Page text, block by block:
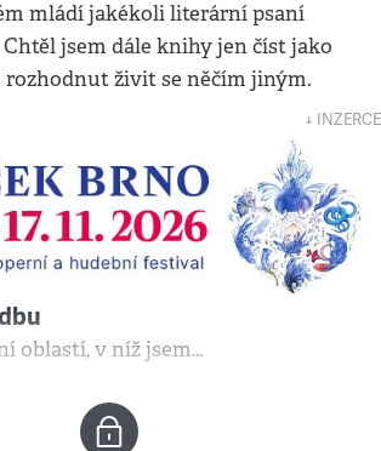
mládí jakékoli literární psaní
jsem dále knihy jen číst jako
rozhodnut živit se něčím jiným.
↓ INZERCE
oblastí, v níž jsem…